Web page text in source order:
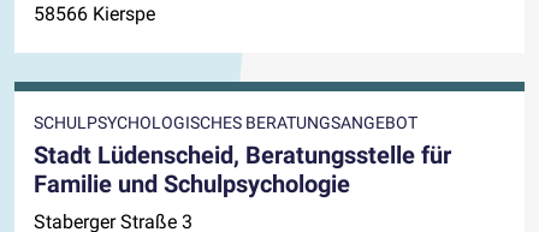
58566 Kierspe
SCHULPSYCHOLOGISCHES BERATUNGSANGEBOT
Stadt Lüdenscheid, Beratungsstelle für
Familie und Schulpsychologie
Staberger Straße 3